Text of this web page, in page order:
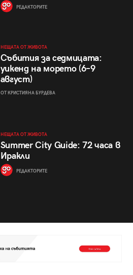
РЕДАКТОРИТЕ
НЕЩАТА ОТ ЖИВОТА
Събития за седмицата:
уикенд на морето (6–9
август)
ОТ КРИСТИЯНА БУРДЕВА
НЕЩАТА ОТ ЖИВОТА
Summer City Guide: 72 часа в
Иракли
РЕДАКТОРИТЕ